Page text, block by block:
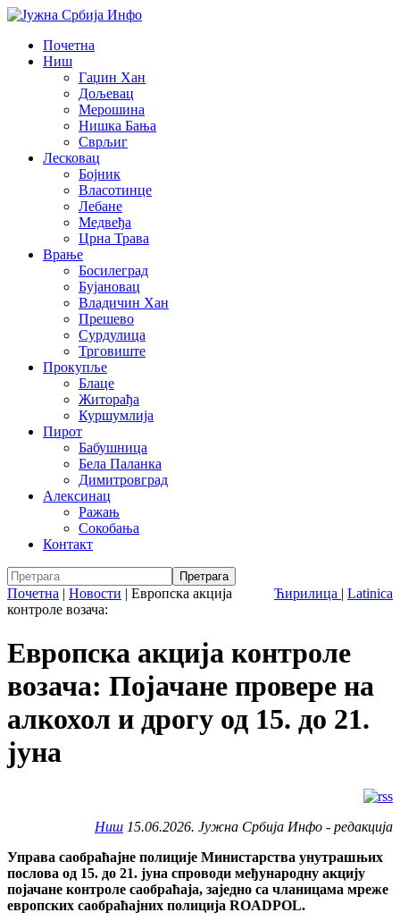
Почетна
Ниш
Гаџин Хан
Дољевац
Мерошина
Нишка Бања
Сврљиг
Лесковац
Бојник
Власотинце
Лебане
Медвеђа
Црна Трава
Врање
Босилеград
Бујановац
Владичин Хан
Прешево
Сурдулица
Трговиште
Прокупље
Блаце
Житорађа
Куршумлија
Пирот
Бабушница
Бела Паланка
Димитровград
Алексинац
Ражањ
Сокобања
Контакт
Ћирилица | Latinica
Почетна | Новости | Европска акција
контроле возача:
Европска акција контроле
возача: Појачане провере на
алкохол и дрогу од 15. до 21.
јуна
Ниш 15.06.2026. Јужна Србија Инфо - редакција
Управа саобраћајне полиције Министарства унутрашњих
послова од 15. до 21. јуна спроводи међународну акцију
појачане контроле саобраћаја, заједно са чланицама мреже
европских саобраћајних полиција ROADPOL.